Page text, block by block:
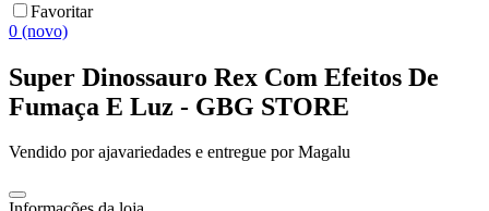
Favoritar
0 (novo)
Super Dinossauro Rex Com Efeitos De
Fumaça E Luz - GBG STORE
Vendido porajavariedades e entregue por Magalu